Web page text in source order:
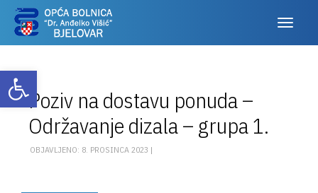
Otvori alatnu traku
Poziv na dostavu ponuda –
Održavanje dizala – grupa 1.
OBJAVLJENO: 8. PROSINCA 2023 |